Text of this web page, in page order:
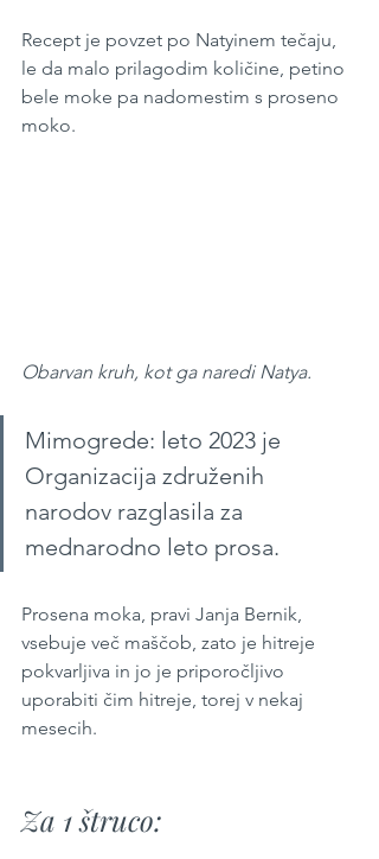
Recept je povzet po Natyinem tečaju,
le da malo prilagodim količine, petino
bele moke pa nadomestim s proseno
moko.
Obarvan kruh, kot ga naredi Natya.
Mimogrede: leto 2023 je
Organizacija združenih
narodov razglasila za
mednarodno leto prosa.
Prosena moka, pravi Janja Bernik,
vsebuje več maščob, zato je hitreje
pokvarljiva in jo je priporočljivo
uporabiti čim hitreje, torej v nekaj
mesecih.
Za 1 štruco: